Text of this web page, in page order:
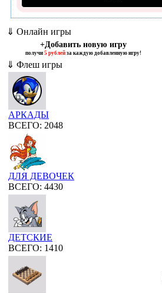
⇓ Онлайн игры
+Добавить новую игру
получи 5 рублейза каждую добавленную игру!
⇓ Флеш игры
АРКАДЫ
ВСЕГО: 2048
ДЛЯ ДЕВОЧЕК
ВСЕГО: 4430
ДЕТСКИЕ
ВСЕГО: 1410